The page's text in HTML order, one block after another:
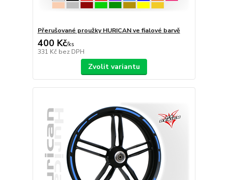
Přerušované proužky HURICAN ve fialové barvě
400 Kč/ks
331 Kč bez DPH
Zvolit variantu